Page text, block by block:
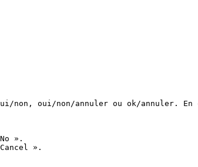
non, oui/non/annuler ou ok/annuler. En
».
».